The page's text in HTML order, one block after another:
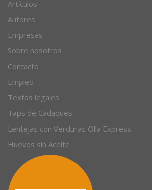
Recetas
Artículos
Autores
Empresas
Sobre nosotros
Contacto
Empleo
Textos legales
Taps de Cadaques
Lentejas con Verduras Olla Express
Huevos sin Aceite